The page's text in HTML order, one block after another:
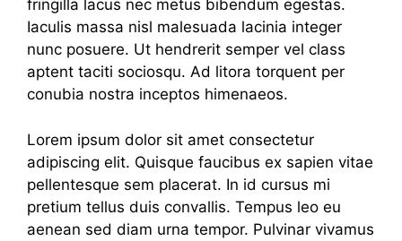
fringilla lacus nec metus bibendum egestas.
Iaculis massa nisl malesuada lacinia integer
nunc posuere. Ut hendrerit semper vel class
aptent taciti sociosqu. Ad litora torquent per
conubia nostra inceptos himenaeos.
Lorem ipsum dolor sit amet consectetur
adipiscing elit. Quisque faucibus ex sapien vitae
pellentesque sem placerat. In id cursus mi
pretium tellus duis convallis. Tempus leo eu
aenean sed diam urna tempor. Pulvinar vivamus